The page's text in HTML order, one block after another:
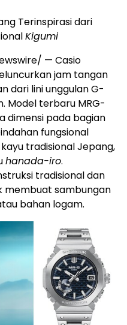
Terinspirasi dari
Kigumi
— Casio
jam tangan
dari lini unggulan G-
Model terbaru MRG-
dimensi pada bagian
fungsional
tradisional Jepang,
hanada-iro.
tradisional dan
membuat sambungan
bahan logam.